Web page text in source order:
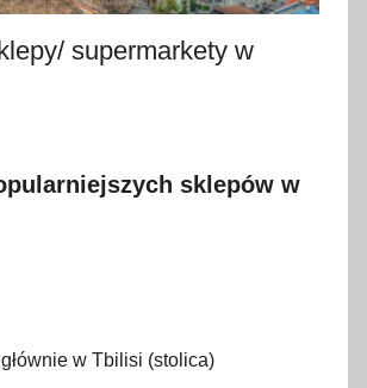
supermarkety w
sklepów w
w Tbilisi (stolica)